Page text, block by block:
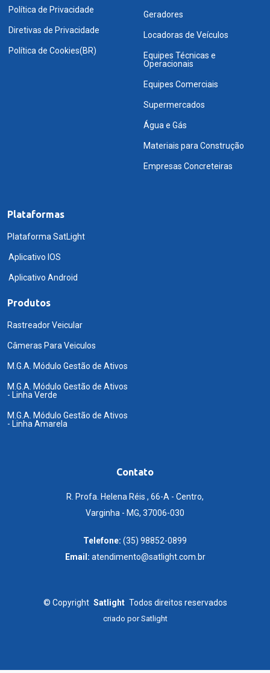
Política de Privacidade
Diretivas de Privacidade
Política de Cookies(BR)
Geradores
Locadoras de Veículos
Equipes Técnicas e
Operacionais
Equipes Comerciais
Supermercados
Água e Gás
Materiais para Construção
Empresas Concreteiras
Plataformas
Plataforma SatLight
Aplicativo IOS
Aplicativo Android
Produtos
Rastreador Veicular
Câmeras Para Veiculos
M.G.A. Módulo Gestão de Ativos
M.G.A. Módulo Gestão de Ativos
- Linha Verde
M.G.A. Módulo Gestão de Ativos
- Linha Amarela
Contato
R. Profa. Helena Réis , 66-A - Centro,
Varginha - MG, 37006-030
Telefone: (35) 98852-0899
Email: atendimento@satlight.com.br
© Copyright Satlight Todos direitos reservados
criado porSatlight